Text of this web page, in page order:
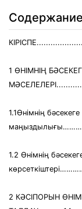
Содержание
1 ӨНІМНІҢ
1.1Өнімнің
1.2 Өнімнің
2 КӘСІПОРЫН